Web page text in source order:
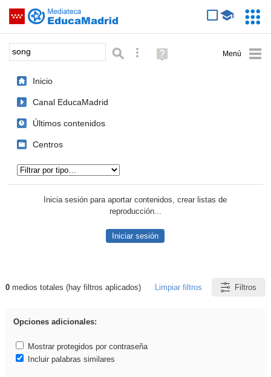
Saltar navegación
Palabra o frase: Búsqueda avanzada
Ayuda
(en
Inicio
Canal EducaMadrid
Últimos contenidos
Centros
Inicia sesión para aportar contenidos, crear listas de
reproducción...
Iniciar sesión
Resultados de: song
0medios totales (hay filtros aplicados) Limpiar filtros Filtros
Opciones adicionales:
Mostrar protegidos por contraseña
Incluir palabras similares